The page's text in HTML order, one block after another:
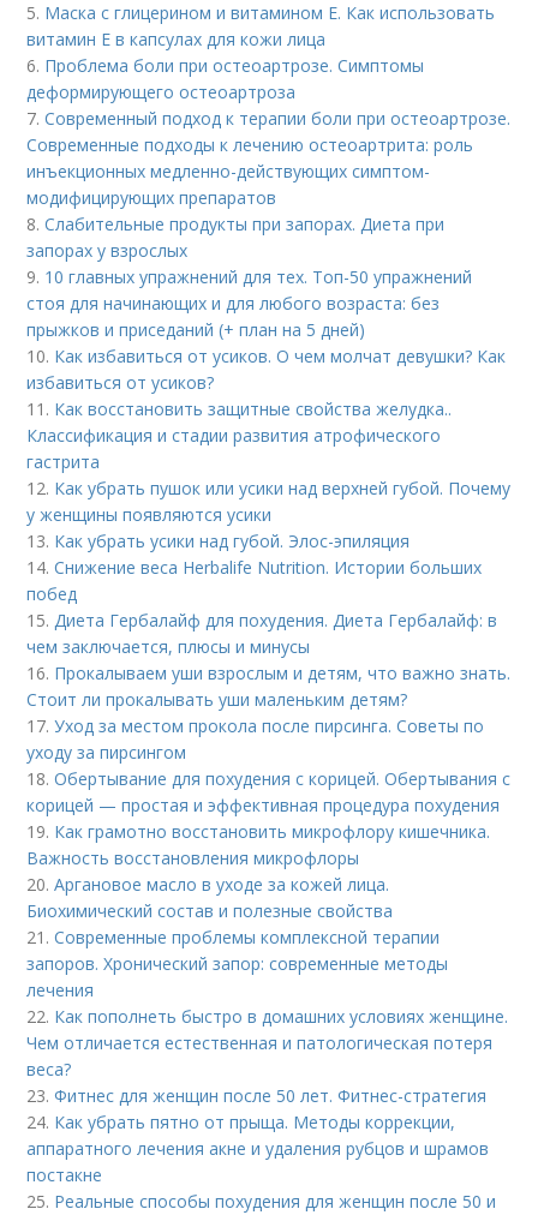
5. Маска с глицерином и витамином Е. Как использовать
витамин E в капсулах для кожи лица
6. Проблема боли при остеоартрозе. Симптомы
деформирующего остеоартроза
7.Современный подход к терапии боли при остеоартрозе.
Современные подходы к лечению остеоартрита: роль
инъекционных медленно-действующих симптом-
модифицирующих препаратов
8.Слабительные продукты при запорах. Диета при
запорах у взрослых
9. 10 главных упражнений для тех. Топ-50 упражнений
стоя для начинающих и для любого возраста: без
прыжков и приседаний (+ план на 5 дней)
10. Как избавиться от усиков. О чем молчат девушки? Как
избавиться от усиков?
11. Как восстановить защитные свойства желудка..
Классификация и стадии развития атрофического
гастрита
12. Как убрать пушок или усики над верхней губой. Почему
у женщины появляются усики
13. Как убрать усики над губой. Элос-эпиляция
14.Снижение веса Herbalife Nutrition. Истории больших
побед
15.Диета Гербалайф для похудения. Диета Гербалайф: в
чем заключается, плюсы и минусы
16. Прокалываем уши взрослым и детям, что важно знать.
Стоит ли прокалывать уши маленьким детям?
17.Уход за местом прокола после пирсинга. Советы по
уходу за пирсингом
18.Обертывание для похудения с корицей. Обертывания с
корицей — простая и эффективная процедура похудения
19. Как грамотно восстановить микрофлору кишечника.
Важность восстановления микрофлоры
20.Аргановое масло в уходе за кожей лица.
Биохимический состав и полезные свойства
21.Современные проблемы комплексной терапии
запоров. Хронический запор: современные методы
лечения
22. Как пополнеть быстро в домашних условиях женщине.
Чем отличается естественная и патологическая потеря
веса?
23.Фитнес для женщин после 50 лет. Фитнес-стратегия
24. Как убрать пятно от прыща. Методы коррекции,
аппаратного лечения акне и удаления рубцов и шрамов
постакне
25. Реальные способы похудения для женщин после 50 и